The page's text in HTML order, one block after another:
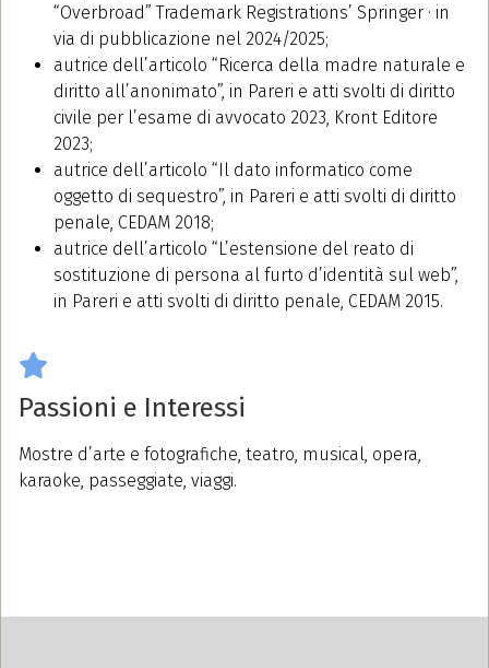
“Overbroad” Trademark Registrations’ Springer · in
via di pubblicazione nel 2024/2025;
autrice dell’articolo “Ricerca della madre naturale e
diritto all’anonimato”, in Pareri e atti svolti di diritto
civile per l’esame di avvocato 2023, Kront Editore
2023;
autrice dell’articolo “Il dato informatico come
oggetto di sequestro”, in Pareri e atti svolti di diritto
penale, CEDAM 2018;
autrice dell’articolo “L’estensione del reato di
sostituzione di persona al furto d’identità sul web”,
in Pareri e atti svolti di diritto penale, CEDAM 2015.
Passioni e Interessi
Mostre d’arte e fotografiche, teatro, musical, opera,
karaoke, passeggiate, viaggi.